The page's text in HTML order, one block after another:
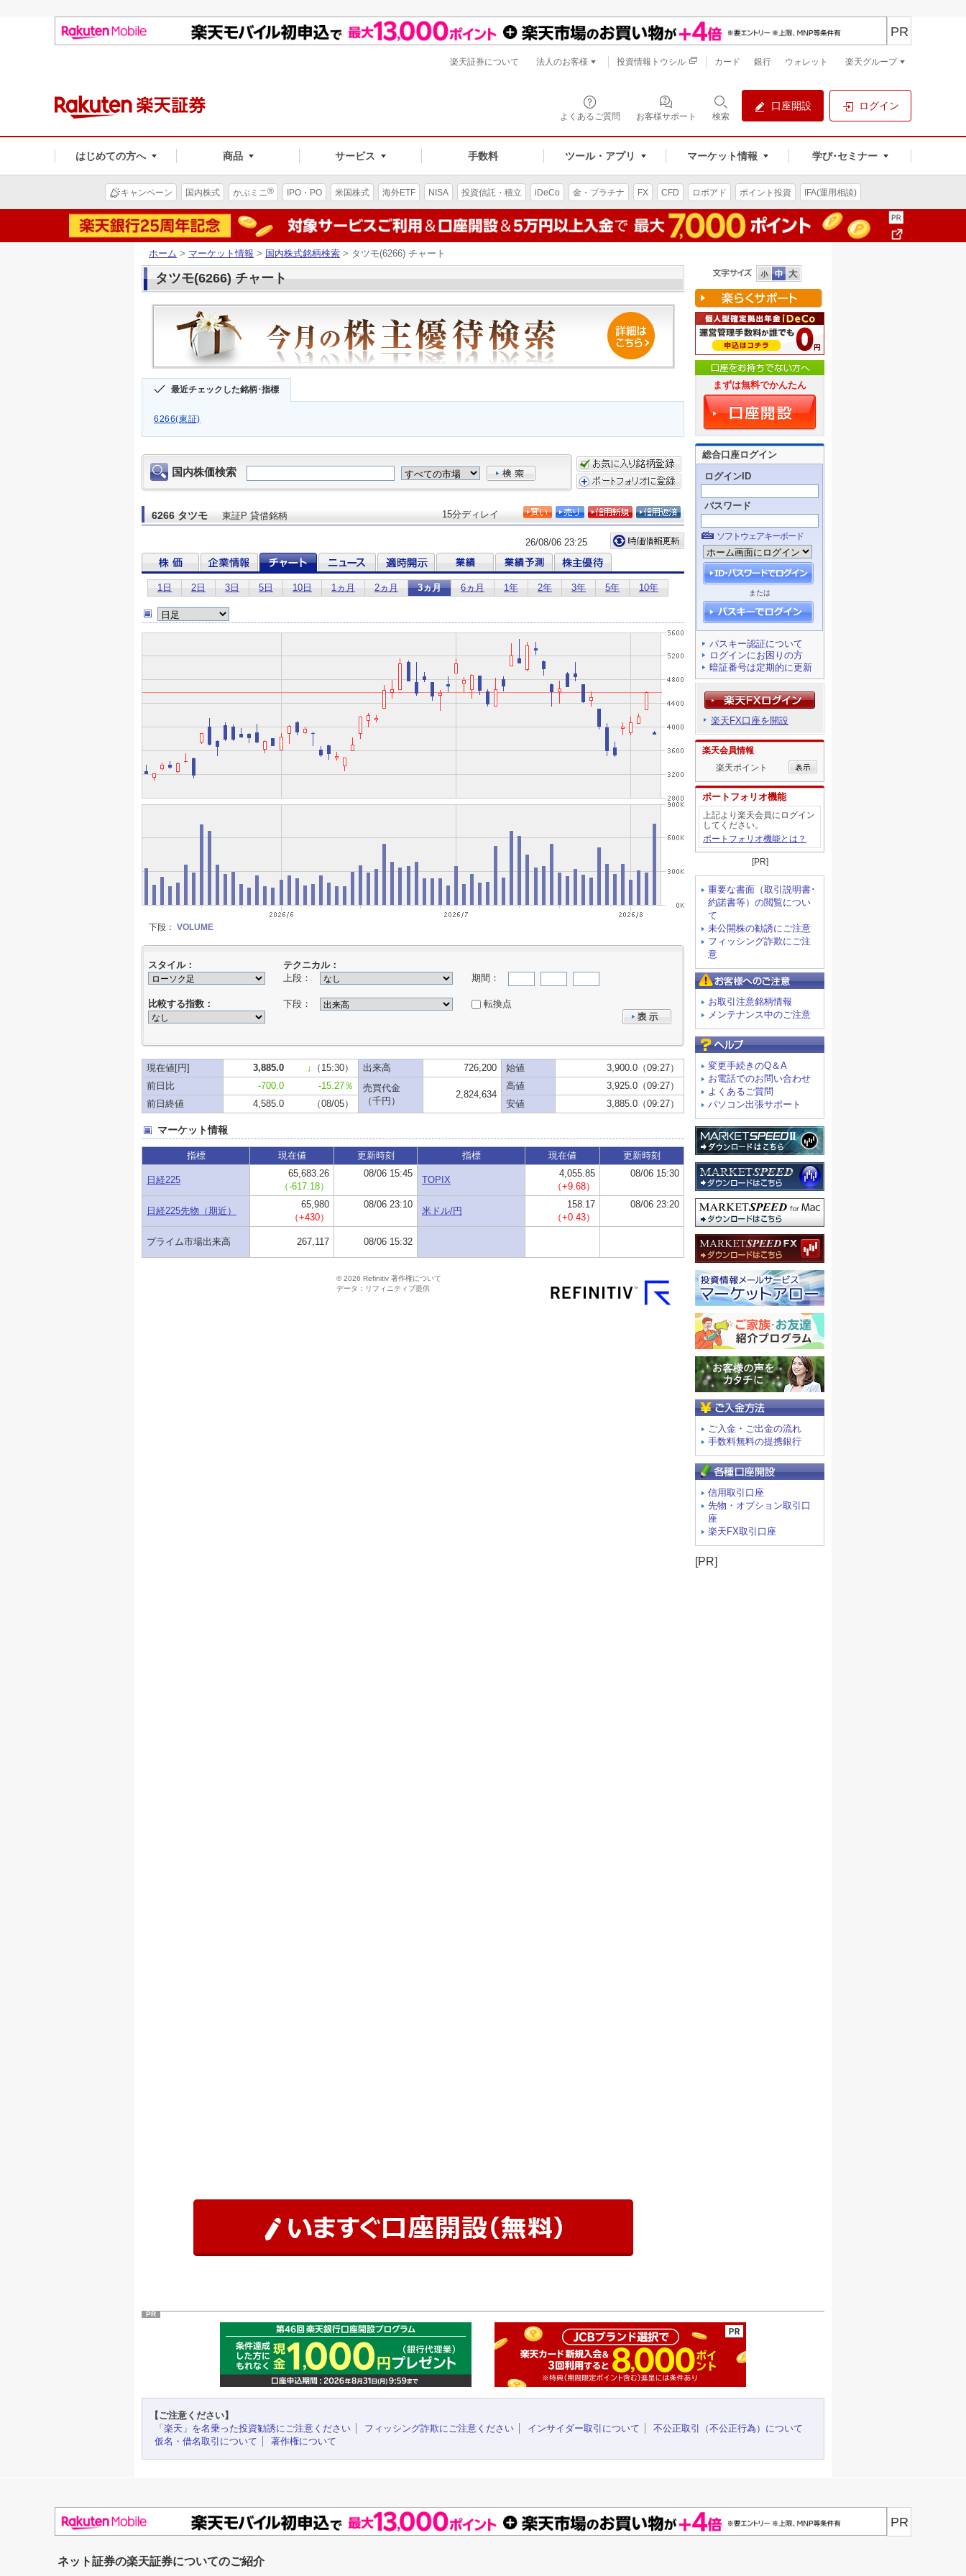
よくあるご質問 お客様サポート 検索
口座開設 ログイン
はじめての方へ 商品 サービス 手数料 ツール・アプリ マーケット情報 学び･セミナー
PR
楽天証券について 法人のお客様 投資情報トウシル カード 銀行 ウォレット 楽天グループ
キャンペーン 国内株式 かぶミニ® IPO・PO 米国株式 海外ETF NISA 投資信託・積立 iDeCo 金・プラチナ FX CFD ロボアド ポイント投資 IFA(運用相談)
ホーム > マーケット情報 > 国内株式銘柄検索 > タツモ(6266) チャート
タツモ(6266) チャート
最近チェックした銘柄･指標
6266(東証)
まずは無料でかんたん
総合口座ログイン
ログインID
パスワード
ソフトウェアキーボード
または
パスキー認証について
ログインにお困りの方
暗証番号は定期的に更新
楽天FX口座を開設
楽天会員情報
楽天ポイント
ポートフォリオ機能
上記より楽天会員にログイン
してください。
ポートフォリオ機能とは？
[PR]
重要な書面（取引説明書･
約諾書等）の閲覧につい
て
未公開株の勧誘にご注意
フィッシング詐欺にご注
意
お取引注意銘柄情報
メンテナンス中のご注意
変更手続きのQ＆A
お電話でのお問い合わせ
よくあるご質問
パソコン出張サポート
ご入金・ご出金の流れ
手数料無料の提携銀行
信用取引口座
先物・オプション取引口
座
楽天FX取引口座
[PR]
PR
【ご注意ください】
「楽天」を名乗った投資勧誘にご注意ください
フィッシング詐欺にご注意ください インサイダー取引について
不公正取引（不公正行為）について
仮名・借名取引について
著作権について
PR
ネット証券の楽天証券についてのご紹介